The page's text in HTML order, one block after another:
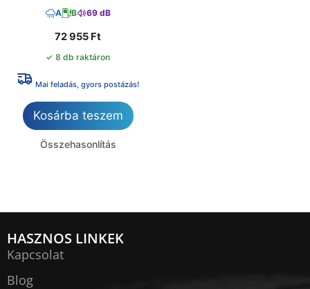
A B 69 dB
72 955 Ft
✓ 8 db raktáron
Mai feladás, gyors postázás!
Kosárba teszem
Összehasonlítás
HASZNOS LINKEK
Kapcsolat
Blog